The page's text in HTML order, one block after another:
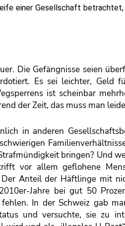
einer Gesellschaft
Die Gefängnisse seien
Es sei leichter, Geld
ist scheinbar
der Zeit, das muss man
in anderen
bringen? Und
vor allem geflohene
Anteil der Häftlinge mit
Jahre bei gut 50
In der Schweiz gab
und versuchte, sie zu